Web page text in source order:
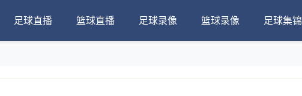
足球直播 篮球直播 足球录像 篮球录像 足球集锦